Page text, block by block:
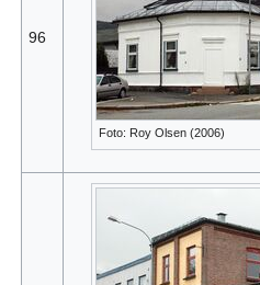
96
Foto: Roy Olsen (2006)